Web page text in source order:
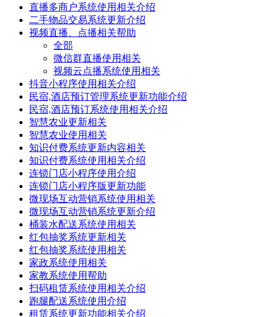
直播多商户系统使用相关介绍
二手物品交易系统更新介绍
视频直播、点播相关帮助
全部
微信群直播使用相关
视频云点播系统使用相关
抖音小程序使用相关介绍
民宿,酒店预订管理系统更新功能介绍
民宿,酒店预订系统使用相关介绍
智慧农业更新相关
智慧农业使用相关
知识付费系统更新内容相关
知识付费系统使用相关介绍
连锁门店小程序使用介绍
连锁门店小程序版更新功能
微现场互动营销系统使用相关
微现场互动营销系统更新介绍
桶装水配送系统使用相关
红包抽奖系统更新相关
红包抽奖系统使用相关
家政系统使用相关
家教系统使用帮助
扫码租赁系统使用相关介绍
跑腿配送系统使用介绍
租赁系统更新功能相关介绍